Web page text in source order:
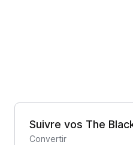
Suivre vos The
Convertir